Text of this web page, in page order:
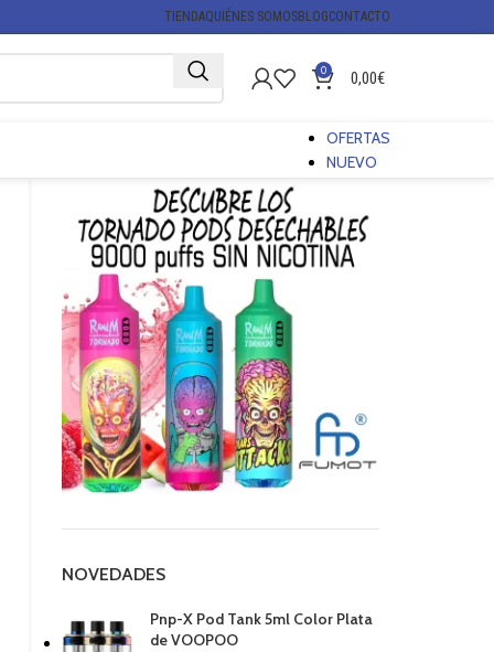
TIENDAQUIÉNES SOMOSBLOGCONTACTO
0 0,00€
OFERTAS
NUEVO
NOVEDADES
Pnp-X Pod Tank 5ml Color Plata
de VOOPOO